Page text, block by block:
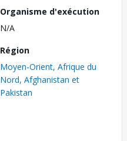
Organisme d'exécution
N/A
Région
Moyen-Orient, Afrique du
Nord, Afghanistan et
Pakistan